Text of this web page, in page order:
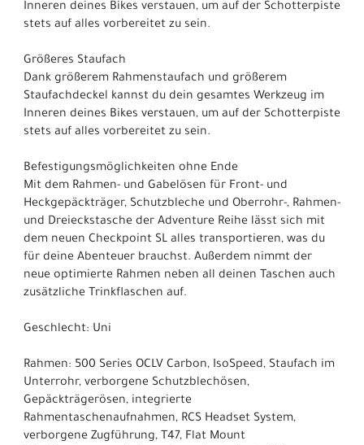
Inneren deines Bikes verstauen, um auf der Schotterpiste
stets auf alles vorbereitet zu sein.
Größeres Staufach
Dank größerem Rahmenstaufach und größerem
Staufachdeckel kannst du dein gesamtes Werkzeug im
Inneren deines Bikes verstauen, um auf der Schotterpiste
stets auf alles vorbereitet zu sein.
Befestigungsmöglichkeiten ohne Ende
Mit dem Rahmen- und Gabelösen für Front- und
Heckgepäckträger, Schutzbleche und Oberrohr-, Rahmen-
und Dreieckstasche der Adventure Reihe lässt sich mit
dem neuen Checkpoint SL alles transportieren, was du
für deine Abenteuer brauchst. Außerdem nimmt der
neue optimierte Rahmen neben all deinen Taschen auch
zusätzliche Trinkflaschen auf.
Geschlecht: Uni
Rahmen: 500 Series OCLV Carbon, IsoSpeed, Staufach im
Unterrohr, verborgene Schutzblechösen,
Gepäckträgerösen, integrierte
Rahmentaschenaufnahmen, RCS Headset System,
verborgene Zugführung, T47, Flat Mount